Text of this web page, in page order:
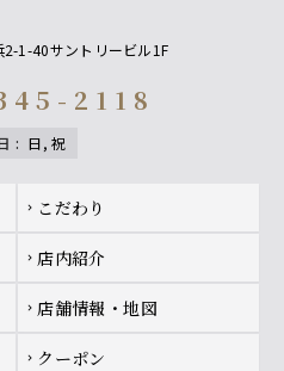
1-40サントリービル1F
2118
: 日, 祝
chevron_right こだわり
chevron_right 店内紹介
chevron_right 店舗情報・地図
chevron_right クーポン